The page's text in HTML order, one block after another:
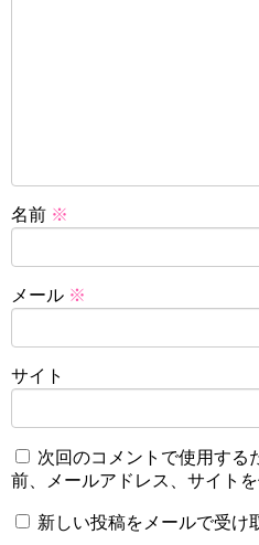
名前 ※
メール ※
サイト
次回のコメントで使用する
前、メールアドレス、サイトを
新しい投稿をメールで受け